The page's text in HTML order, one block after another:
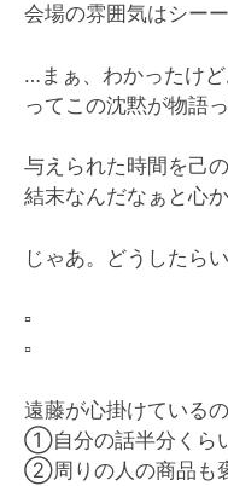
会場の雰囲気はシー
…まぁ、わかったけど
ってこの沈黙が物語
与えられた時間を己
結末なんだなぁと心
じゃあ。どうしたら
▫️
▫️
遠藤が心掛けている
①自分の話半分くら
②周りの人の商品も